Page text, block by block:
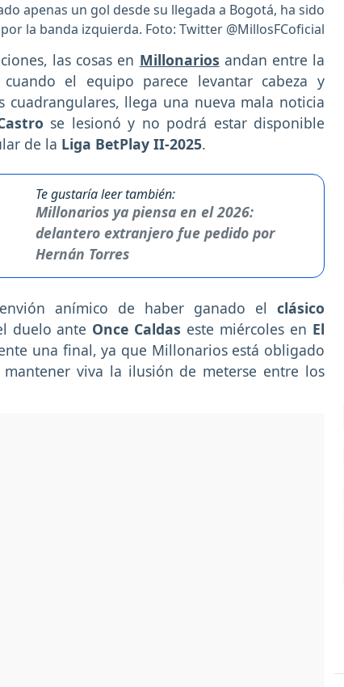
apenas un gol desde su llegada a Bogotá, ha sido
la banda izquierda. Foto: Twitter @MillosFCoficial
las cosas en Millonarios andan entre la
el equipo parece levantar cabeza y
cuadrangulares, llega una nueva mala noticia
se lesionó y no podrá estar disponible
de la Liga BetPlay II-2025.
Te gustaría leer también:
Millonarios ya piensa en el 2026:
delantero extranjero fue pedido por
Hernán Torres
anímico de haber ganado el clásico
duelo ante Once Caldas este miércoles en El
una final, ya que Millonarios está obligado
viva la ilusión de meterse entre los